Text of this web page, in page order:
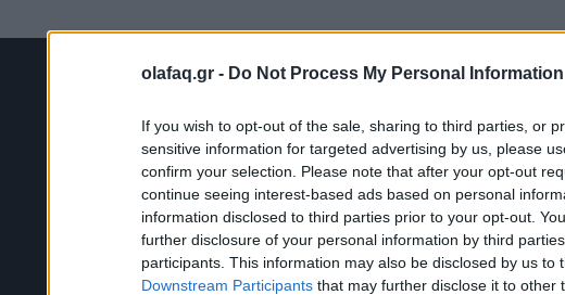
olafaq.gr - Do Not Process My Personal Information
If you wish to opt-out of the sale, sharing to third parties, or
sensitive information for targeted advertising by us, please
confirm your selection. Please note that after your opt-out
continue seeing interest-based ads based on personal
information disclosed to third parties prior to your opt-out.
further disclosure of your personal information by third
participants. This information may also be disclosed by us to
Downstream Participants that may further disclose it to other